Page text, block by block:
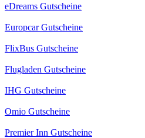
eDreams Gutscheine
Europcar Gutscheine
FlixBus Gutscheine
Flugladen Gutscheine
IHG Gutscheine
Omio Gutscheine
Premier Inn Gutscheine